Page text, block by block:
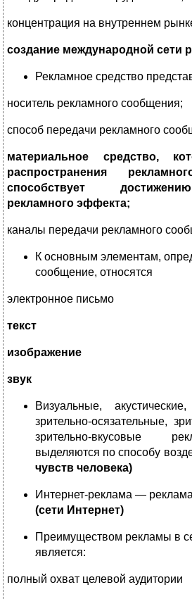
концентрация на внутреннем
создание международной сети
Рекламное средство
носитель рекламного сообщения;
способ передачи рекламного
материальное средство,
распространения
способствует
рекламного эффекта;
каналы передачи рекламного
К основным элементам,
сообщение, относятся
электронное письмо
текст
изображение
звук
Визуальные,
зрительно-осязательные,
зрительно-вкусовые
выделяются по способу
чувств человека)
Интернет-реклама —
(сети Интернет)
Преимуществом рекламы в
является:
полный охват целевой аудитории